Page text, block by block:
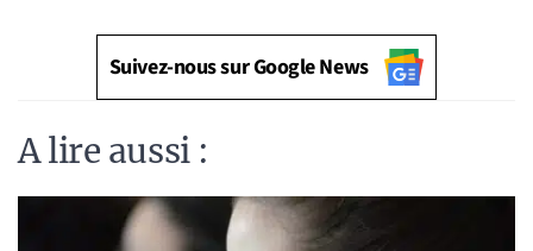
Suivez-nous sur Google News
A lire aussi :